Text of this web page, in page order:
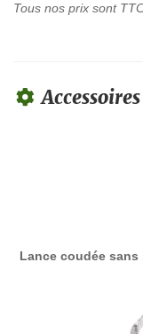
Tous nos prix sont
Lance coudée sans